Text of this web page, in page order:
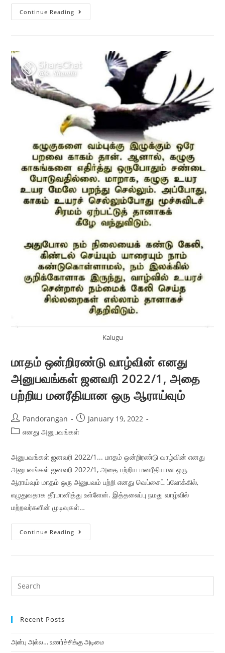
Continue Reading
Kalugu
மாதம் ஒன்றிரண்டு வாழ்வின் எனது
அனுபவங்கள் ஜனவரி 2022/1, அதை
பற்றிய மனரீதியான ஒரு ஆராய்வும்
Pandorangan
January 19, 2022
எனது அனுபவங்கள்
அனுபவங்கள் ஜனவரி 2022/1... மாதம் ஒன்றிரண்டு வாழ்வின் எனது
அனுபவங்கள் ஜனவரி 2022/1, அதை பற்றிய மனரீதியான ஒரு
ஆராய்வும் மாதம் ஒரு அனுபவம் பற்றி எனது வெப்சைட் ப்லோக்கில்,
எழுதுவதாக தீர்மானித்து உள்ளேன். இத்தலைப்பு நமது வாழ்வில்
மற்றவர்களின் முடிவுகள்…
Continue Reading
Recent Posts
அன்பு அல்ல… உணர்ச்சிக்கு அடிமை